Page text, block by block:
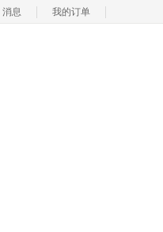
消息 我的订单